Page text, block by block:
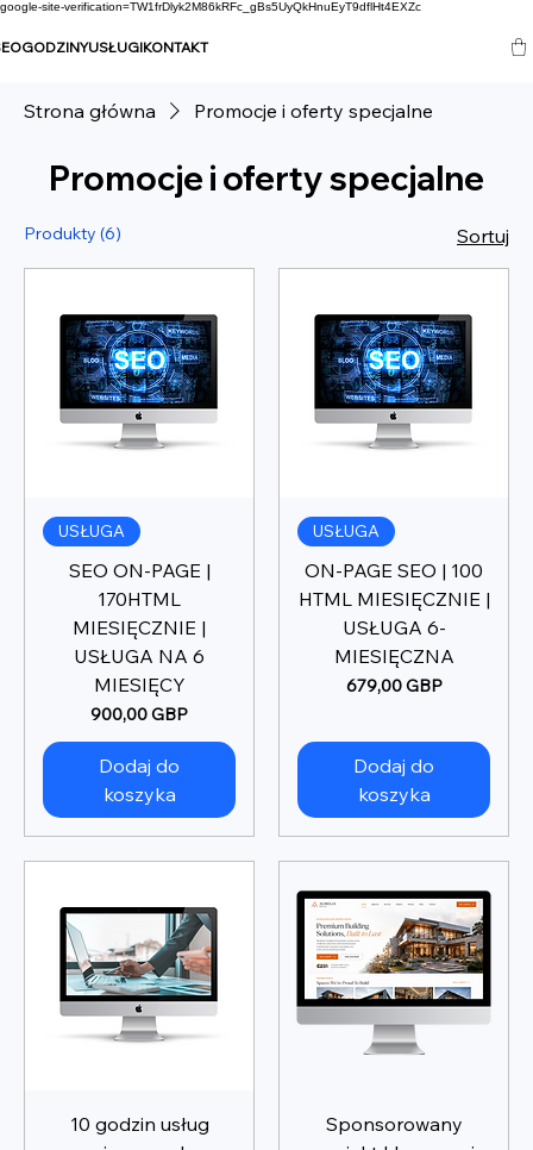
google-site-verification=TW1frDlyk2M86kRFc_gBs5UyQkHnuEyT9dflHt4EXZc
GODZINYUSŁUGIKONTAKT
Strona główna Promocje i oferty specjalne
Promocje i oferty specjalne
Produkty (6) Sortuj
USŁUGA
SEO ON-PAGE |
170HTML
MIESIĘCZNIE |
USŁUGA NA 6
MIESIĘCY
Cena
900,00 GBP
Dodaj do
koszyka
USŁUGA
ON-PAGE SEO | 100
HTML MIESIĘCZNIE |
USŁUGA 6-
MIESIĘCZNA
Cena
679,00 GBP
Dodaj do
koszyka
10 godzin usług
Sponsorowany